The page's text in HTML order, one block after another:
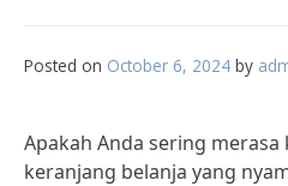
Posted on October 6, 2024 by
Apakah Anda sering
keranjang belanja yang